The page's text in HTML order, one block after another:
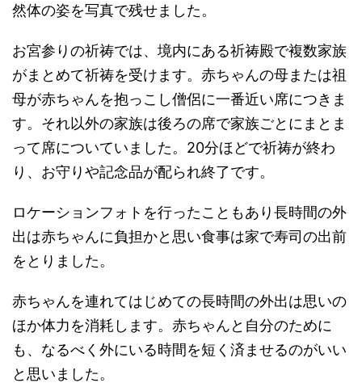
然体の姿を写真で残せました。
お宮参りの祈祷では、境内にある祈祷殿で複数家族
がまとめて祈祷を受けます。赤ちゃんの母または祖
母が赤ちゃんを抱っこし僧侶に一番近い席につきま
す。それ以外の家族は後ろの席で家族ごとにまとま
って席についていました。20分ほどで祈祷が終わ
り、お守りや記念品が配られ終了です。
ロケーションフォトを行ったこともあり長時間の外
出は赤ちゃんに負担かと思い食事は家で寿司の出前
をとりました。
赤ちゃんを連れてはじめての長時間の外出は思いの
ほか体力を消耗します。赤ちゃんと自分のために
も、なるべく外にいる時間を短く済ませるのがいい
と思いました。